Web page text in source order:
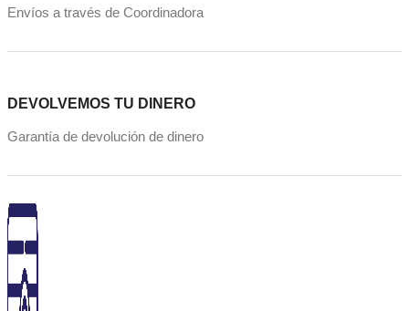
Envíos a través de Coordinadora
DEVOLVEMOS TU DINERO
Garantía de devolución de dinero